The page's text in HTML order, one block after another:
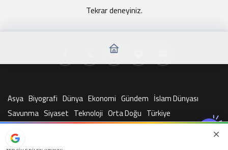
Tekrar deneyiniz.
Asya Biyografi Dünya Ekonomi Gündem İslam Dünyası
Savunma Siyaset Teknoloji Orta Doğu Türkiye
© Telif Hakkı 2026, Tüm Hakları Saklıdır